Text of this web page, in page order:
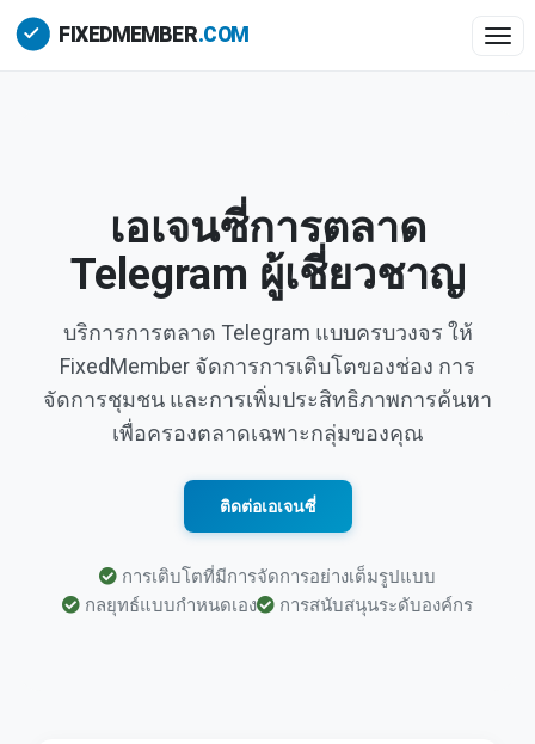
เอเจนซี่การตลาด
Telegram ผู้เชี่ยวชาญ
บริการการตลาด Telegram แบบครบวงจร ให้
FixedMember จัดการการเติบโตของช่อง การ
จัดการชุมชน และการเพิ่มประสิทธิภาพการค้นหา
เพื่อครองตลาดเฉพาะกลุ่มของคุณ
ติดต่อเอเจนซี่
การเติบโตที่มีการจัดการอย่างเต็มรูปแบบ
กลยุทธ์แบบกำหนดเอง
การสนับสนุนระดับองค์กร